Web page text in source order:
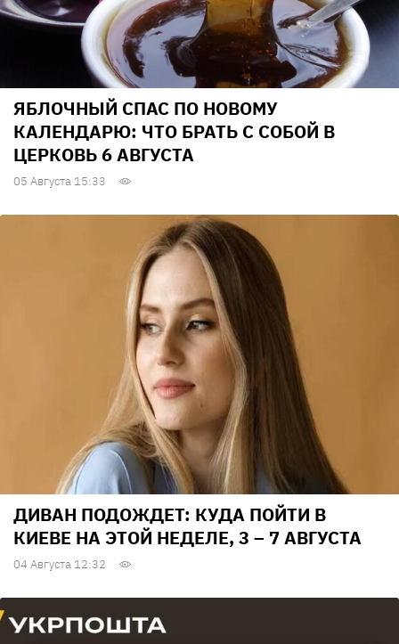
ЯБЛОЧНЫЙ СПАС ПО НОВОМУ
КАЛЕНДАРЮ: ЧТО БРАТЬ С СОБОЙ В
ЦЕРКОВЬ 6 АВГУСТА
05 Августа 15:33
ДИВАН ПОДОЖДЕТ: КУДА ПОЙТИ В
КИЕВЕ НА ЭТОЙ НЕДЕЛЕ, 3 – 7 АВГУСТА
04 Августа 12:32